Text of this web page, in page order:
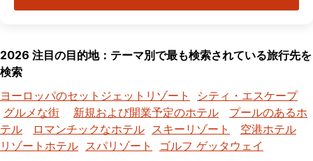
2026 注目の目的地：テーマ別で最も検索されている旅行先を
検索
ヨーロッパのセットジェットリゾート
シティ・エスケープ
グルメな街
新規および開業予定のホテル
プールのあるホ
テル
ロマンチックなホテル スキーリゾート
空港ホテル
リゾートホテル スパリゾート
ゴルフ ゲッタウェイ